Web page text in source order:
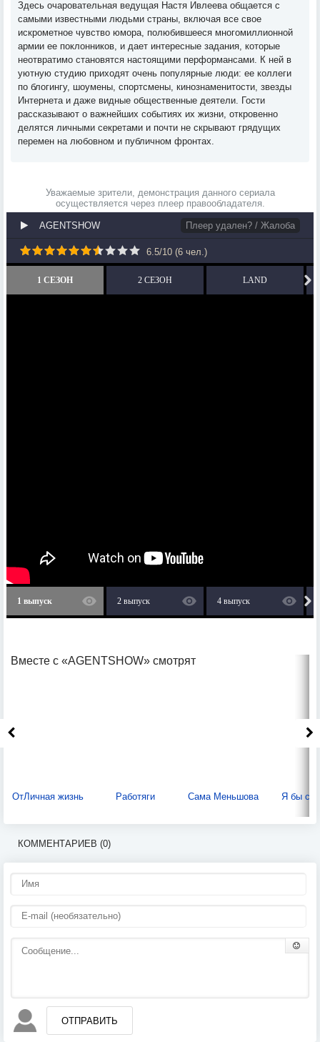
Здесь очаровательная ведущая Настя Ивлеева общается с
самыми известными людьми страны, включая все свое
искрометное чувство юмора, полюбившееся многомиллионной
армии ее поклонников, и дает интересные задания, которые
неотвратимо становятся настоящими перформансами. К ней в
уютную студию приходят очень популярные люди: ее коллеги
по блогингу, шоумены, спортсмены, кинознаменитости, звезды
Интернета и даже видные общественные деятели. Гости
рассказывают о важнейших событиях их жизни, откровенно
делятся личными секретами и почти не скрывают грядущих
перемен на любовном и публичном фронтах.
Уважаемые зрители, демонстрация данного сериала
осуществляется через плеер правообладателя.
AGENTSHOW Плеер удален? / Жалоба
6.5/10 (6 чел.)
1 СЕЗОН 2 СЕЗОН LAND
1 выпуск 2 выпуск 4 выпуск
Вместе с «AGENTSHOW» смотрят
ОтЛичная жизнь Работяги Сама Меньшова Я бы
КОММЕНТАРИЕВ (0)
ОТПРАВИТЬ